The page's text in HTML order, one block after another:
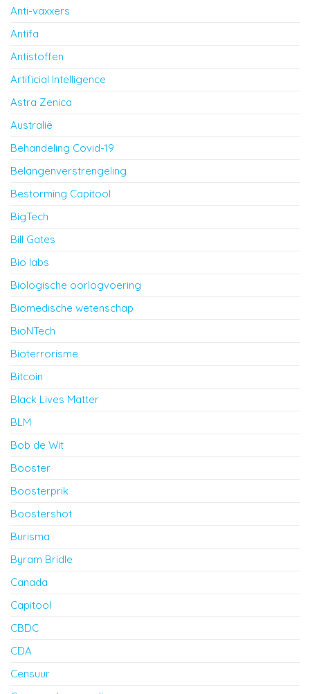
Anti-vaxxers
Antifa
Antistoffen
Artificial Intelligence
Astra Zenica
Australië
Behandeling Covid-19
Belangenverstrengeling
Bestorming Capitool
BigTech
Bill Gates
Bio labs
Biologische oorlogvoering
Biomedische wetenschap
BioNTech
Bioterrorisme
Bitcoin
Black Lives Matter
BLM
Bob de Wit
Booster
Boosterprik
Boostershot
Burisma
Byram Bridle
Canada
Capitool
CBDC
CDA
Censuur